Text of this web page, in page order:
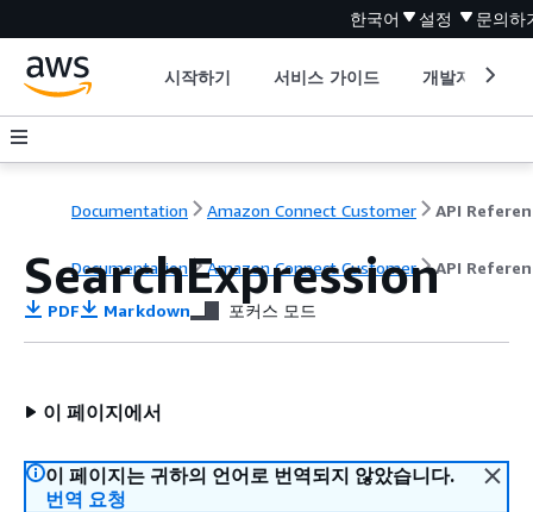
한국어 설정 문의하
시작하기 서비스 가이드 개발자 도구
Documentation Amazon Connect Customer API
Documentation Amazon Connect Customer API
SearchExpression
PDF Markdown 포커스 모드
이 페이지에서
이 페이지는 귀하의 언어로 번역되지 않았습니다.
번역 요청